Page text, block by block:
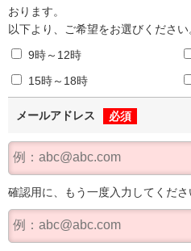
おります。
以下より、ご希望をお選びください
9時～12時
15時～18時
メールアドレス 必須
確認用に、もう一度入力してくださ